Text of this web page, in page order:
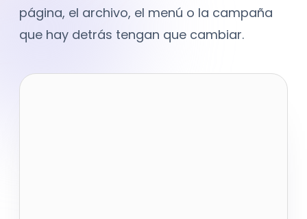
API
página, el archivo, el menú o la campaña
que hay detrás tengan que cambiar.